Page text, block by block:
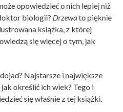
opowiedzieć o nich lepiej niż
biologii? Drzewato pięknie
książka, z której
się więcej o tym, jak
Najstarsze i największe
określić ich wiek? Tego i
się właśnie z tej książki.